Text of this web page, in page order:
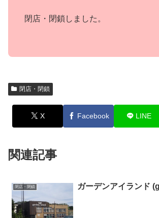
閉店・閉鎖しました。
閉店・閉鎖
X Facebook LINE
関連記事
閉店・閉鎖 ガーデンアイランド